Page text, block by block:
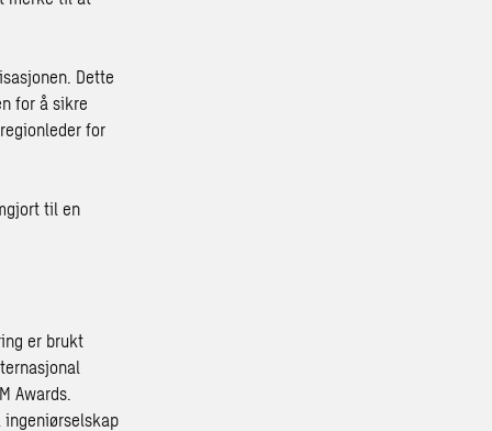
Dette
for å sikre
for
til en
er brukt
Awards.
ingeniørselskap